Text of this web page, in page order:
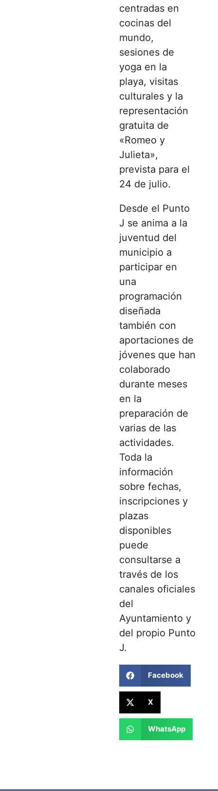
centradas en
cocinas del
mundo,
sesiones de
yoga en la
playa, visitas
culturales y la
representación
gratuita de
«Romeo y
Julieta»,
prevista para el
24 de julio.
Desde el Punto
J se anima a la
juventud del
municipio a
participar en
una
programación
diseñada
también con
aportaciones de
jóvenes que han
colaborado
durante meses
en la
preparación de
varias de las
actividades.
Toda la
información
sobre fechas,
inscripciones y
plazas
disponibles
puede
consultarse a
través de los
canales oficiales
del
Ayuntamiento y
del propio Punto
J.
Facebook
X
WhatsApp